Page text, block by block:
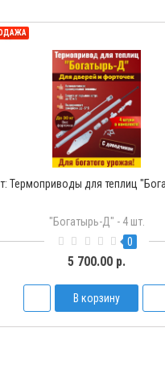
Термоприводы для теплиц
"Богатырь-Д" - 4 шт.
0
5 700.00 р.
В корзину